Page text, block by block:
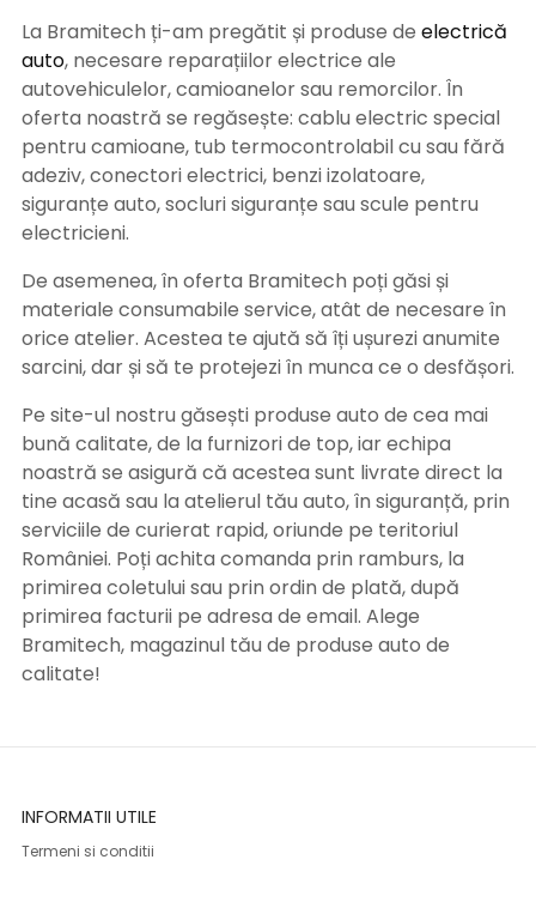
La Bramitech ți-am pregătit și produse de electrică
auto, necesare reparațiilor electrice ale
autovehiculelor, camioanelor sau remorcilor. În
oferta noastră se regăsește: cablu electric special
pentru camioane, tub termocontrolabil cu sau fără
adeziv, conectori electrici, benzi izolatoare,
siguranțe auto, socluri siguranțe sau scule pentru
electricieni.
De asemenea, în oferta Bramitech poți găsi și
materiale consumabile service, atât de necesare în
orice atelier. Acestea te ajută să îți ușurezi anumite
sarcini, dar și să te protejezi în munca ce o desfășori.
Pe site-ul nostru găsești produse auto de cea mai
bună calitate, de la furnizori de top, iar echipa
noastră se asigură că acestea sunt livrate direct la
tine acasă sau la atelierul tău auto, în siguranță, prin
serviciile de curierat rapid, oriunde pe teritoriul
României. Poți achita comanda prin ramburs, la
primirea coletului sau prin ordin de plată, după
primirea facturii pe adresa de email. Alege
Bramitech, magazinul tău de produse auto de
calitate!
INFORMATII UTILE
Termeni si conditii